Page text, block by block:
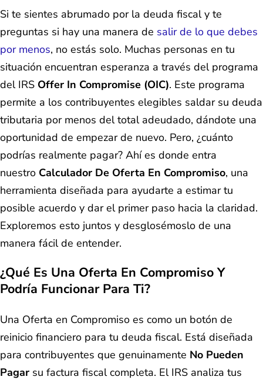
Si te sientes abrumado por la deuda fiscal y te
preguntas si hay una manera de salir de lo que debes
por menos, no estás solo. Muchas personas en tu
situación encuentran esperanza a través del programa
del IRS Offer In Compromise (OIC). Este programa
permite a los contribuyentes elegibles saldar su deuda
tributaria por menos del total adeudado, dándote una
oportunidad de empezar de nuevo. Pero, ¿cuánto
podrías realmente pagar? Ahí es donde entra
nuestro Calculador De Oferta En Compromiso, una
herramienta diseñada para ayudarte a estimar tu
posible acuerdo y dar el primer paso hacia la claridad.
Exploremos esto juntos y desglosémoslo de una
manera fácil de entender.
¿Qué Es Una Oferta En Compromiso Y
Podría Funcionar Para Ti?
Una Oferta en Compromiso es como un botón de
reinicio financiero para tu deuda fiscal. Está diseñada
para contribuyentes que genuinamente No Pueden
Pagar su factura fiscal completa. El IRS analiza tus